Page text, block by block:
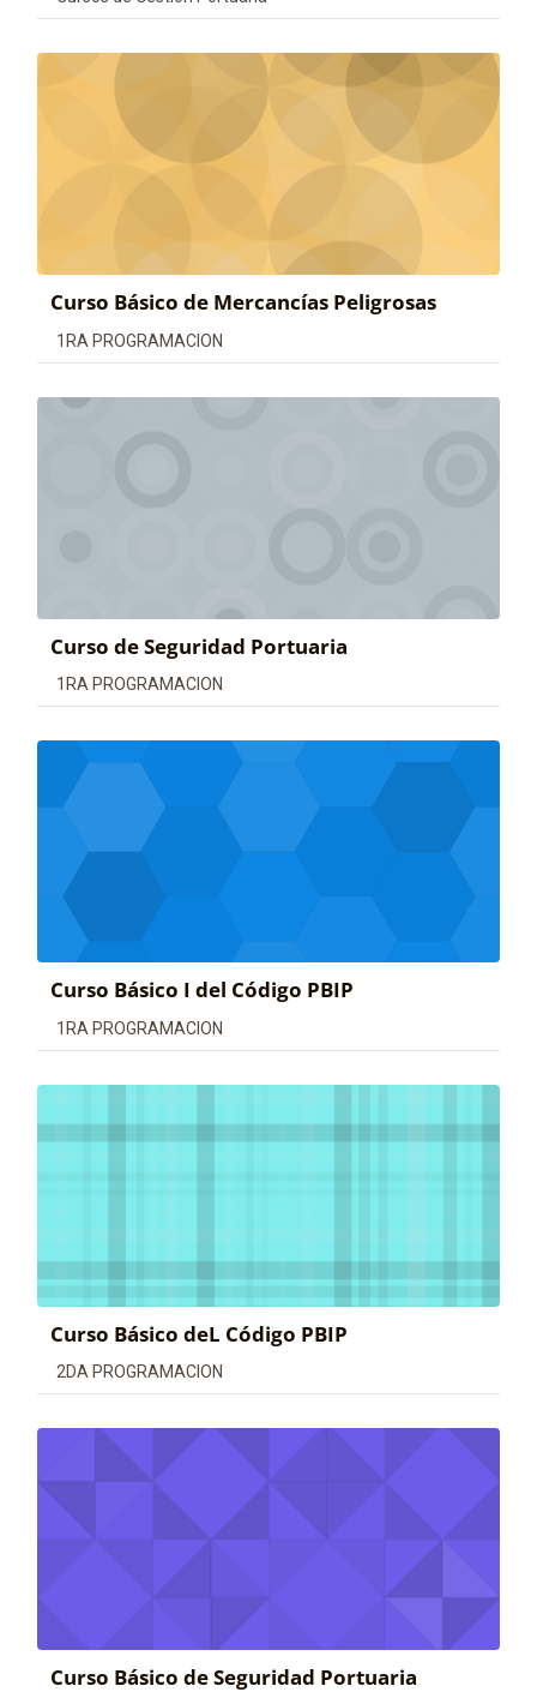
Curso Básico de Mercancías Peligrosas
Categoría de cursos
1RA PROGRAMACION
Curso de Seguridad Portuaria
Categoría de cursos
1RA PROGRAMACION
Curso Básico I del Código PBIP
Categoría de cursos
1RA PROGRAMACION
Curso Básico deL Código PBIP
Categoría de cursos
2DA PROGRAMACION
Curso Básico de Seguridad Portuaria